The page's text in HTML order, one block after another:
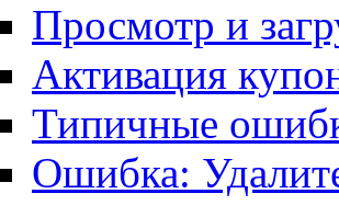
Просмотр и
Активация
Типичные
Ошибка: